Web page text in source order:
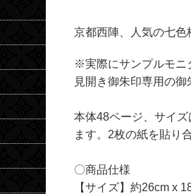
京都西陣、人気の七色
※実際にサンプルモニ
見開き御朱印専用の御
本体48ページ、サイ
ます。2枚の紙を貼り
〇商品仕様
【サイズ】約26cm x